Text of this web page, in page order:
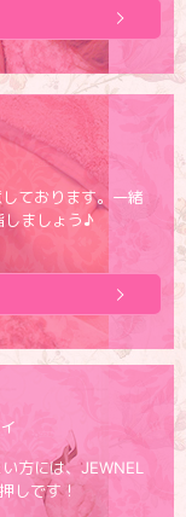
ております。一緒
しましょう♪
方には、JEWNEL
しです！